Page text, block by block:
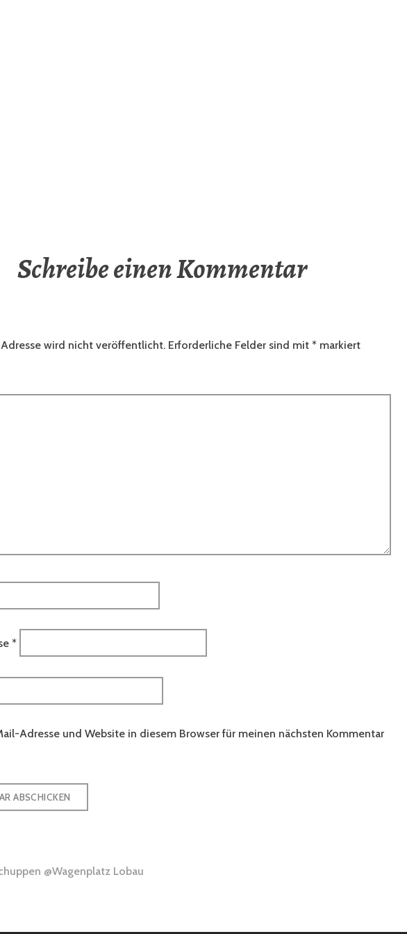
Schreibe einen Kommentar
wird nicht veröffentlicht. Erforderliche Felder sind mit * markiert
*
Adresse und Website in diesem Browser für meinen nächsten Kommentar
@Wagenplatz Lobau